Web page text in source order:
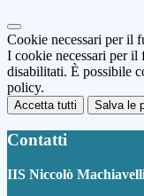
Cookie necessari per il
I cookie necessari per il
disabilitati. È possibile
policy.
Accetta tutti Salva le
Contatti
IIS Niccolò